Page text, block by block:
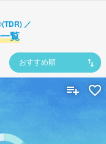
覧
おすすめ順